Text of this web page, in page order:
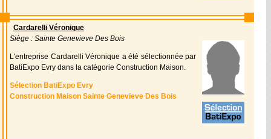
Cardarelli Véronique
Siège : Sainte Genevieve Des Bois
L'entreprise Cardarelli Véronique a été sélectionnée par
BatiExpo Evry dans la catégorie Construction Maison.
Sélection BatiExpo Evry
Construction Maison Sainte Genevieve Des Bois